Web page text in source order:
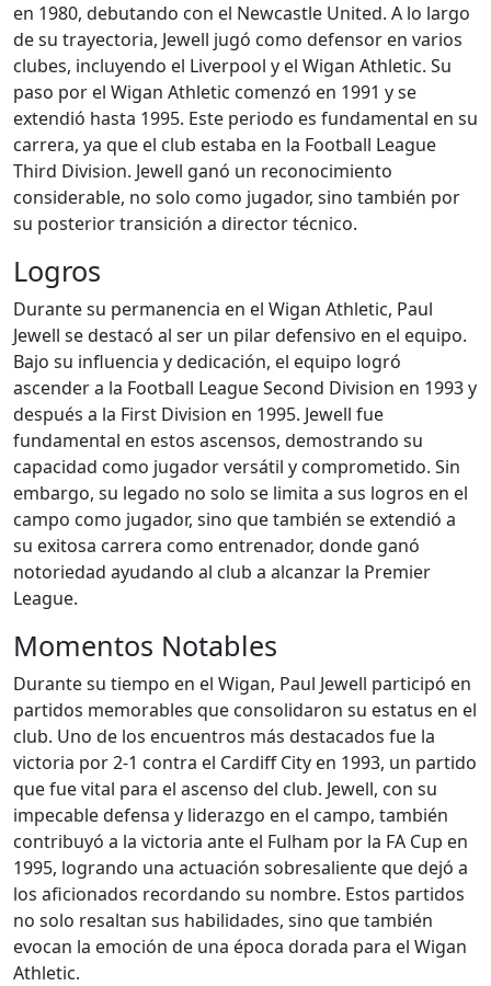
en 1980, debutando con el Newcastle United. A lo largo
de su trayectoria, Jewell jugó como defensor en varios
clubes, incluyendo el Liverpool y el Wigan Athletic. Su
paso por el Wigan Athletic comenzó en 1991 y se
extendió hasta 1995. Este periodo es fundamental en su
carrera, ya que el club estaba en la Football League
Third Division. Jewell ganó un reconocimiento
considerable, no solo como jugador, sino también por
su posterior transición a director técnico.
Logros
Durante su permanencia en el Wigan Athletic, Paul
Jewell se destacó al ser un pilar defensivo en el equipo.
Bajo su influencia y dedicación, el equipo logró
ascender a la Football League Second Division en 1993 y
después a la First Division en 1995. Jewell fue
fundamental en estos ascensos, demostrando su
capacidad como jugador versátil y comprometido. Sin
embargo, su legado no solo se limita a sus logros en el
campo como jugador, sino que también se extendió a
su exitosa carrera como entrenador, donde ganó
notoriedad ayudando al club a alcanzar la Premier
League.
Momentos Notables
Durante su tiempo en el Wigan, Paul Jewell participó en
partidos memorables que consolidaron su estatus en el
club. Uno de los encuentros más destacados fue la
victoria por 2-1 contra el Cardiff City en 1993, un partido
que fue vital para el ascenso del club. Jewell, con su
impecable defensa y liderazgo en el campo, también
contribuyó a la victoria ante el Fulham por la FA Cup en
1995, logrando una actuación sobresaliente que dejó a
los aficionados recordando su nombre. Estos partidos
no solo resaltan sus habilidades, sino que también
evocan la emoción de una época dorada para el Wigan
Athletic.